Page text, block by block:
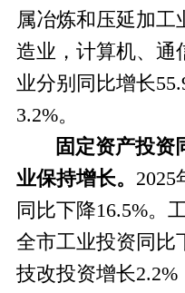
属冶炼和压延加工
造业，计算机、通
业分别同比增长
3.2%。
固定资产投资
业保持增长。 2025
同比下降16.5%。
全市工业投资同比
技改投资增长